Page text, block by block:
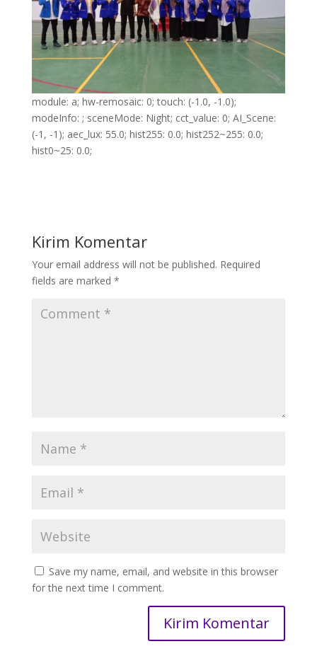
module: a; hw-remosaic: 0; touch: (-1.0, -1.0);
modeInfo: ; sceneMode: Night; cct_value: 0; AI_Scene:
(-1, -1); aec_lux: 55.0; hist255: 0.0; hist252~255: 0.0;
hist0~25: 0.0;
Kirim Komentar
Your email address will not be published. Required
fields are marked *
Save my name, email, and website in this browser
for the next time I comment.